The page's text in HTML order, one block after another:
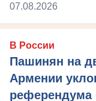
07.08.2026
В России
Пашинян на
Армении
референдума